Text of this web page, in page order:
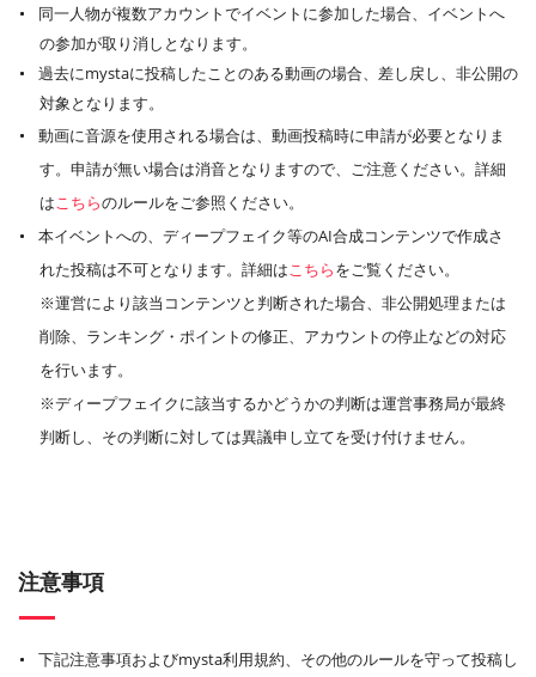
同一人物が複数アカウントでイベントに参加した場合、イベントへ
の参加が取り消しとなります。
過去にmystaに投稿したことのある動画の場合、差し戻し、非公開の
対象となります。
動画に音源を使用される場合は、動画投稿時に申請が必要となりま
す。申請が無い場合は消音となりますので、ご注意ください。詳細
はこちらのルールをご参照ください。
本イベントへの、ディープフェイク等のAI合成コンテンツで作成さ
れた投稿は不可となります。詳細はこちらをご覧ください。
※運営により該当コンテンツと判断された場合、非公開処理または
削除、ランキング・ポイントの修正、アカウントの停止などの対応
を行います。
※ディープフェイクに該当するかどうかの判断は運営事務局が最終
判断し、その判断に対しては異議申し立てを受け付けません。
注意事項
下記注意事項およびmysta利用規約、その他のルールを守って投稿し